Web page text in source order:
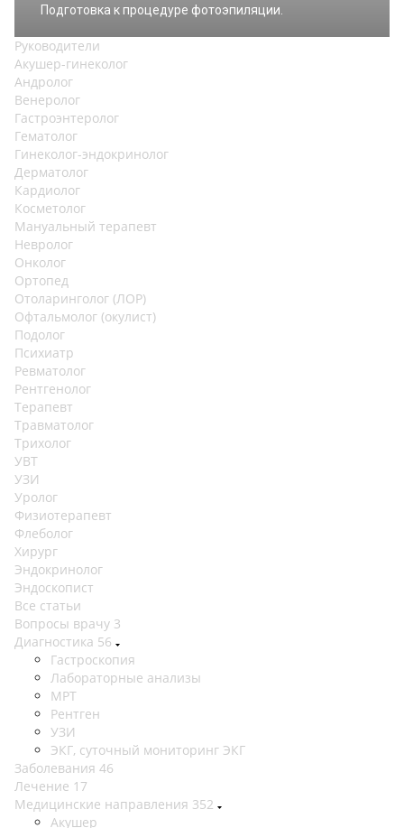
Подготовка к процедуре фотоэпиляции.
Руководители
Акушер-гинеколог
Андролог
Венеролог
Гастроэнтеролог
Гематолог
Гинеколог-эндокринолог
Дерматолог
Кардиолог
Косметолог
Мануальный терапевт
Невролог
Онколог
Ортопед
Отоларинголог (ЛОР)
Офтальмолог (окулист)
Подолог
Психиатр
Ревматолог
Рентгенолог
Терапевт
Травматолог
Трихолог
УВТ
УЗИ
Уролог
Физиотерапевт
Флеболог
Хирург
Эндокринолог
Эндоскопист
Все статьи
Вопросы врачу 3
Диагностика 56
Гастроскопия
Лабораторные анализы
МРТ
Рентген
УЗИ
ЭКГ, суточный мониторинг ЭКГ
Заболевания 46
Лечение 17
Медицинские направления 352
Акушер